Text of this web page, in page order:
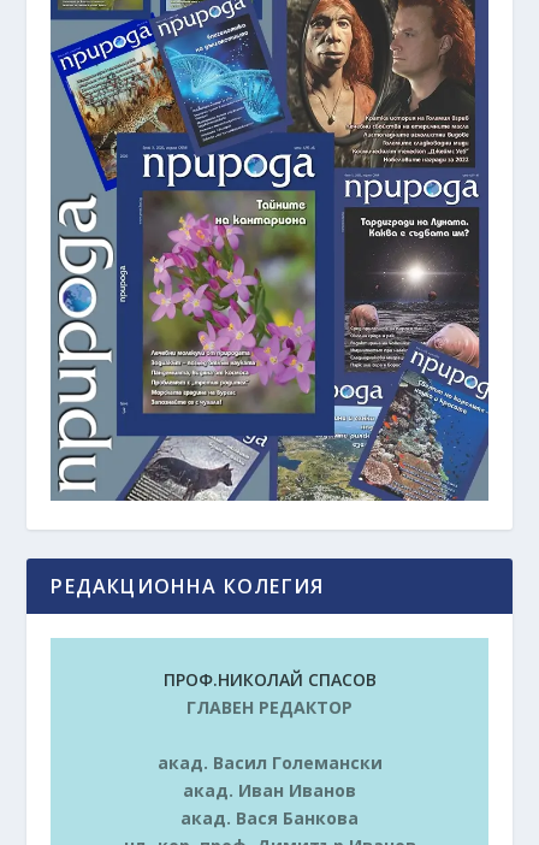
РЕДАКЦИОННА КОЛЕГИЯ
ПРОФ.НИКОЛАЙ СПАСОВ
ГЛАВЕН РЕДАКТОР
акад. Васил Големански
акад. Иван Иванов
акад. Вася Банкова